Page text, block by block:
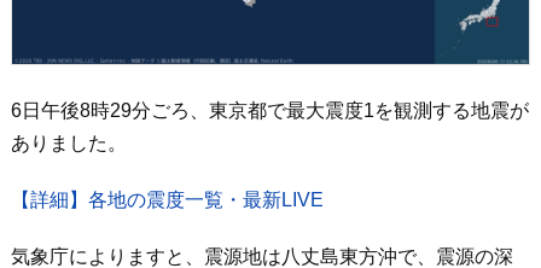
6日午後8時29分ごろ、東京都で最大震度1を観測する地震が
ありました。
【詳細】各地の震度一覧・最新LIVE
気象庁によりますと、震源地は八丈島東方沖で、震源の深